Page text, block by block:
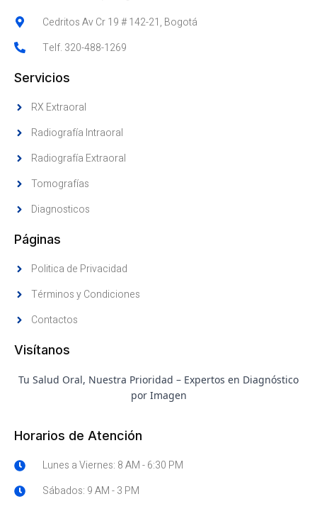
Cedritos Av Cr 19 # 142-21, Bogotá
Telf. 320-488-1269
Servicios
RX Extraoral
Radiografía Intraoral
Radiografía Extraoral
Tomografías
Diagnosticos
Páginas
Politica de Privacidad
Términos y Condiciones
Contactos
Visítanos
Tu Salud Oral, Nuestra Prioridad – Expertos en Diagnóstico
por Imagen
Horarios de Atención
Lunes a Viernes: 8 AM - 6:30 PM
Sábados: 9 AM - 3 PM